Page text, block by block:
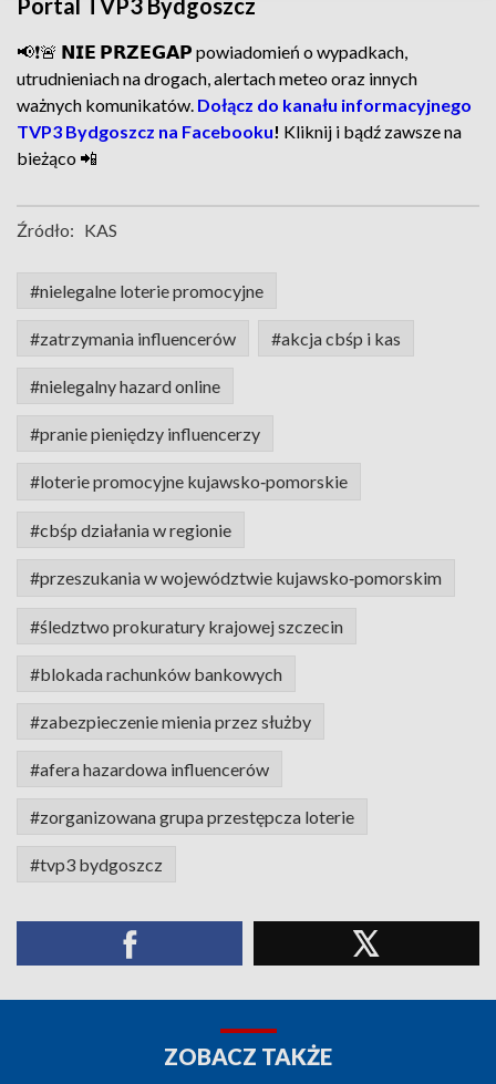
Portal TVP3 Bydgoszcz
📢❗🚨 𝗡𝗜𝗘 𝗣𝗥𝗭𝗘𝗚𝗔𝗣 powiadomień o wypadkach,
utrudnieniach na drogach, alertach meteo oraz innych
ważnych komunikatów. Dołącz do kanału informacyjnego
TVP3 Bydgoszcz na Facebooku! Kliknij i bądź zawsze na
bieżąco 📲
Źródło: KAS
#nielegalne loterie promocyjne
#zatrzymania influencerów #akcja cbśp i kas
#nielegalny hazard online
#pranie pieniędzy influencerzy
#loterie promocyjne kujawsko‑pomorskie
#cbśp działania w regionie
#przeszukania w województwie kujawsko‑pomorskim
#śledztwo prokuratury krajowej szczecin
#blokada rachunków bankowych
#zabezpieczenie mienia przez służby
#afera hazardowa influencerów
#zorganizowana grupa przestępcza loterie
#tvp3 bydgoszcz
ZOBACZ TAKŻE